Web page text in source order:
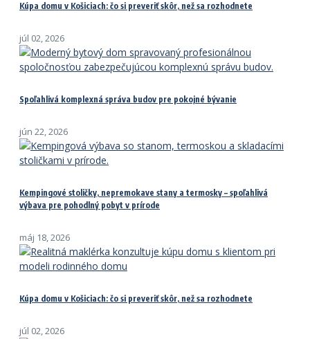
Kúpa domu v Košiciach: čo si preveriť skôr, než sa rozhodnete
júl 02, 2026
Spoľahlivá komplexná správa budov pre pokojné bývanie
jún 22, 2026
Kempingové stoličky, nepremokave stany a termosky – spoľahlivá
výbava pre pohodlný pobyt v prírode
máj 18, 2026
Kúpa domu v Košiciach: čo si preveriť skôr, než sa rozhodnete
júl 02, 2026